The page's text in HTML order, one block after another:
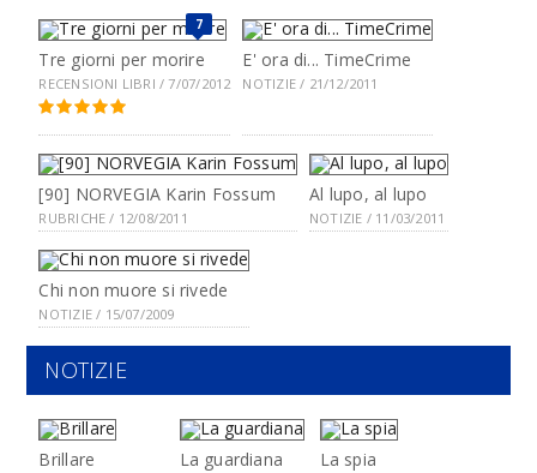
7
Tre giorni per morire
RECENSIONI LIBRI / 7/07/2012
E' ora di... TimeCrime
NOTIZIE / 21/12/2011
[90] NORVEGIA Karin Fossum
RUBRICHE / 12/08/2011
Al lupo, al lupo
NOTIZIE / 11/03/2011
Chi non muore si rivede
NOTIZIE / 15/07/2009
NOTIZIE
Brillare La guardiana La spia